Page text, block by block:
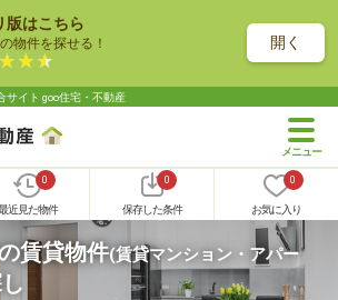
版はこちら
物件を探せる！ 開く
サイト goo住宅・不動産
0
近見た物件
0
保存した条件
0
お気に入り
賃貸物件(賃貸マンション・アパー